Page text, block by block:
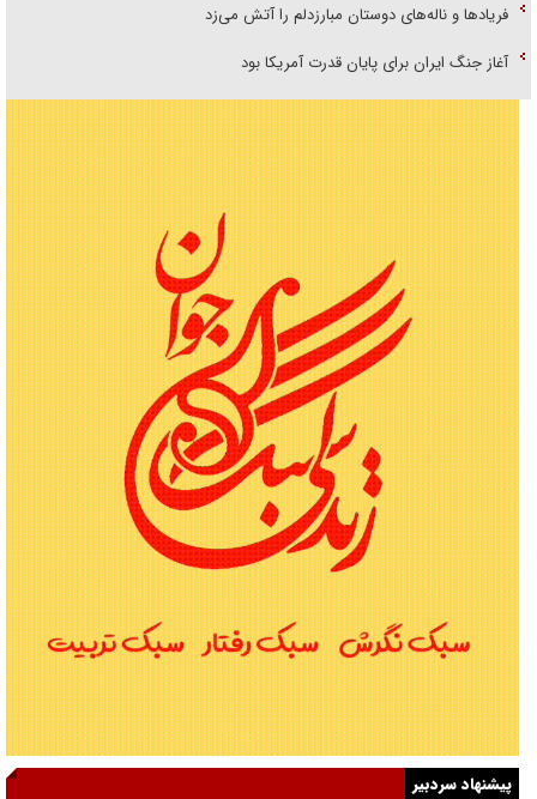
فریاد‌ها و ناله‌های دوستان مبارزدلم را آتش می‌زد
آغاز جنگ ایران برای پایان قدرت آمریکا بود
پیشنهاد سردبیر